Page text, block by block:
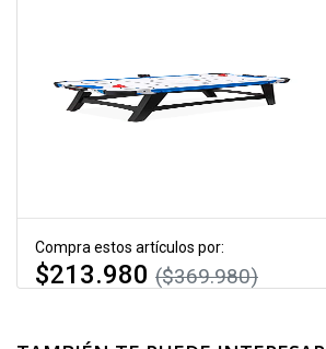
Compra estos artículos por:
$213.980 ($369.980)